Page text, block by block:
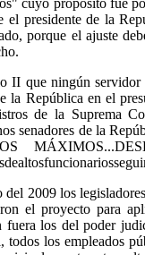
el presidente de la
porque el ajuste
II que ningún
la República en el
de la Suprema
senadores de la
del 2009 los
el proyecto para
los del poder
todos los empleados